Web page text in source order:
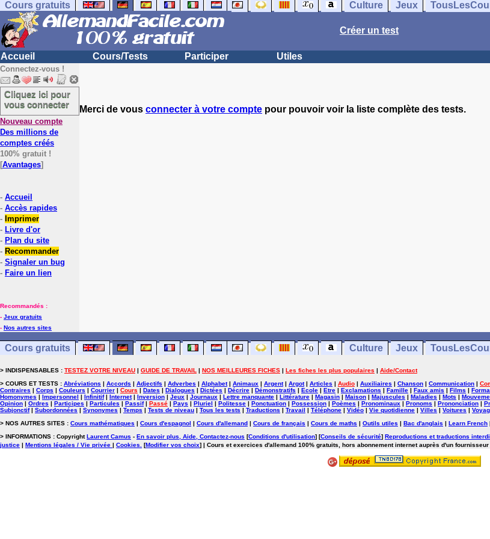
Cours gratuits Culture Jeux
Créer un test
Accueil Cours/Tests Participer Utiles
Connectez-vous !
Cliquez ici pour
vous connecter
Nouveau compte
Des millions de
comptes créés
100% gratuit !
[Avantages]
- Accueil
- Accès rapides
- Imprimer
- Livre d'or
- Plan du site
- Recommander
- Signaler un bug
- Faire un lien
Recommandés :
- Jeux gratuits
- Nos autres sites
Merci de vous connecter à votre compte pour pouvoir voir la liste complète des tests.
Cours gratuits Culture Jeux
> INDISPENSABLES : TESTEZ VOTRE NIVEAU | GUIDE DE TRAVAIL | NOS MEILLEURES FICHES | Les fiches les plus populaires | Aide/Contact
> COURS ET TESTS : Abréviations | Accords | Adjectifs | Adverbes | Alphabet| Animaux | Argent| Argot| Articles | Audio | Auxiliaires | Chanson | Communication |
Contraires | Corps | Couleurs | Courrier | Cours | Dates | Dialogues | Dictées | Décrire | Démonstratifs | Ecole | Etre | Exclamations | Famille | Faux amis | Films |
Homonymes | Impersonnel | Infinitif| Internet| Inversion | Jeux | Journaux | Lettre manquante | Littérature | Magasin | Maison | Majuscules | Maladies | Mots |
Opinion | Ordres | Participes | Particules | Passif| Passé | Pays | Pluriel | Politesse | Ponctuation | Possession | Poèmes | Pronominaux | Pronoms | Prononciation |
Subjonctif| Subordonnées | Synonymes | Temps | Tests de niveau | Tous les tests | Traductions | Travail | Téléphone | Vidéo | Vie quotidienne | Villes | Voitures |
> NOS AUTRES SITES : Cours mathématiques | Cours d'espagnol | Cours d'allemand | Cours de français | Cours de maths | Outils utiles | Bac d'anglais | Learn French |
> INFORMATIONS : CopyrightLaurent Camus - En savoir plus, Aide, Contactez-nous [Conditions d'utilisation] [Conseils de sécurité] Reproductions et traductions
justice | Mentions légales / Vie privée | Cookies [Modifier vos choix] | Cours et exercices d'allemand 100% gratuits, hors abonnement internet auprès d'un fournisseur